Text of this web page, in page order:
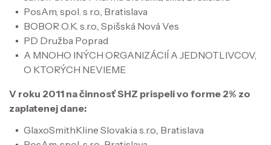
PosAm, spol. s r.o., Bratislava
BOBOR O.K. s.r.o., Spišská Nová Ves
PD Družba Poprad
A MNOHO INÝCH ORGANIZÁCIÍ A JEDNOTLIVCOV,
O KTORÝCH NEVIEME
V roku 2011 na činnosť SHZ prispeli vo forme 2% zo
zaplatenej dane:
GlaxoSmithKline Slovakia s.r.o., Bratislava